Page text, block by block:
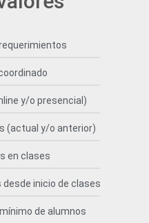
y/o presencial)
(actual y/o anterior)
en clases
inicio de clases
de alumnos